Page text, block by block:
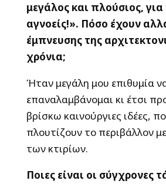
μεγάλος και πλούσιος,
αγνοείς!». Πόσο έχουν
έμπνευσης της
χρόνια;
Ήταν μεγάλη μου επιθυμία
επαναλαμβάνομαι κι έτσι
βρίσκω καινούργιες ιδέες,
πλουτίζουν το περιβάλλον
των κτιρίων.
Ποιες είναι οι σύγχρονες